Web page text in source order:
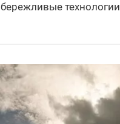
бережливые технологии